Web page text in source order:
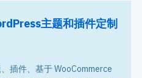
主题和插件定制
插件、基于 WooCommerce